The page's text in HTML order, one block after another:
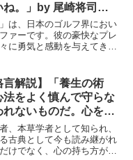
ね。」by 尾崎将司の
得られる教訓
は、日本のゴルフ界におい
ァーです。彼の豪快なプレ
に勇気と感動を与えてきま
言解説】「養生の術
法をよく慎んで守らな
れないものだ。心を静
つけ、怒りをおさえ
くし、いつも楽しんで
い。これが養生の術で
、本草学者として知られ、
古典として今も読み継がれ
けでなく、心の持ち方がい